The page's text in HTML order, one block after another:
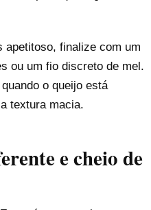
apetitoso, finalize com um
ou um fio discreto de mel.
o queijo está
textura macia.
e cheio de